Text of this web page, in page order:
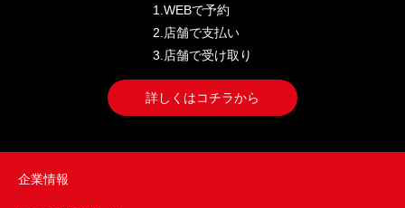
1.WEBで予約
2.店舗で支払い
3.店舗で受け取り
詳しくはコチラから
企業情報